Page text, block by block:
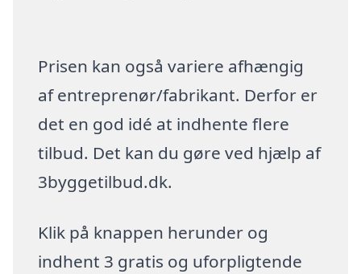
Prisen kan også variere afhængig
af entreprenør/fabrikant. Derfor er
det en god idé at indhente flere
tilbud. Det kan du gøre ved hjælp af
3byggetilbud.dk.
Klik på knappen herunder og
indhent 3 gratis og uforpligtende